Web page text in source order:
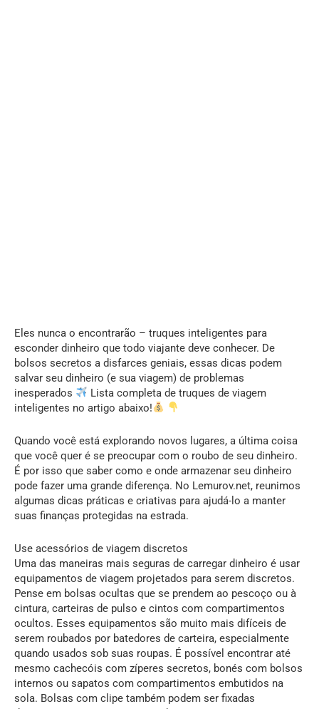
Eles nunca o encontrarão – truques inteligentes para
esconder dinheiro que todo viajante deve conhecer. De
bolsos secretos a disfarces geniais, essas dicas podem
salvar seu dinheiro (e sua viagem) de problemas
inesperados
Lista completa de truques de viagem
inteligentes no artigo abaixo!
Quando você está explorando novos lugares, a última coisa
que você quer é se preocupar com o roubo de seu dinheiro.
É por isso que saber como e onde armazenar seu dinheiro
pode fazer uma grande diferença. No Lemurov.net, reunimos
algumas dicas práticas e criativas para ajudá-lo a manter
suas finanças protegidas na estrada.
Use acessórios de viagem discretos
Uma das maneiras mais seguras de carregar dinheiro é usar
equipamentos de viagem projetados para serem discretos.
Pense em bolsas ocultas que se prendem ao pescoço ou à
cintura, carteiras de pulso e cintos com compartimentos
ocultos. Esses equipamentos são muito mais difíceis de
serem roubados por batedores de carteira, especialmente
quando usados sob suas roupas. É possível encontrar até
mesmo cachecóis com zíperes secretos, bonés com bolsos
internos ou sapatos com compartimentos embutidos na
sola. Bolsas com clipe também podem ser fixadas